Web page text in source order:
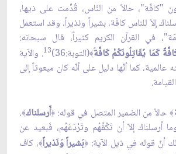
"كافّة"، حالاً من النّاس، قُدِّمت على ذيها،
إلاّ للناس كافّة، بشيراً ونذيراً، وقد استعمل
في القرآن الكريم كثيراً، قال سبحانه:
كَمَا يُقَاتِلُونَكُمْ كَافَّة﴾(التوبة:36) 13. والآية
كما أنّها دليل على أنّه كان مبعوثاً إلى
﴾ حالاً من الضمير المتصل في قوله:﴿أَرسلناك﴾،
أرسلناك إلاّ أن تَكُفَّهُم وتَرْدَعَهُم، فَبعيد عن
أنّ قوله في ذيل الآية: ﴿بَشيراً وَنَذيراً﴾، كاف